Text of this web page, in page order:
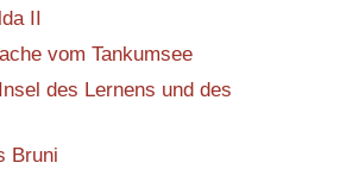
II
vom Tankumsee
des Lernens und des
Bruni